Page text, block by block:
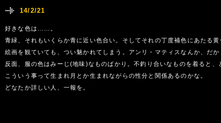
14/2/21
好きな色は……。
青緑、それもいくらか青に近い色合い。そしてそれの丁度補色にあたる
絵画を観ていても、つい魅かれてしまう。アンリ・マティスなんか、だ
反面、服の色はみーじ(地味)なものばかり。不釣り合いなものを着ると、
こういう事って生まれ月とか生まれながらの性分と関係あるのかな。
どなたか詳しい人、一報を。